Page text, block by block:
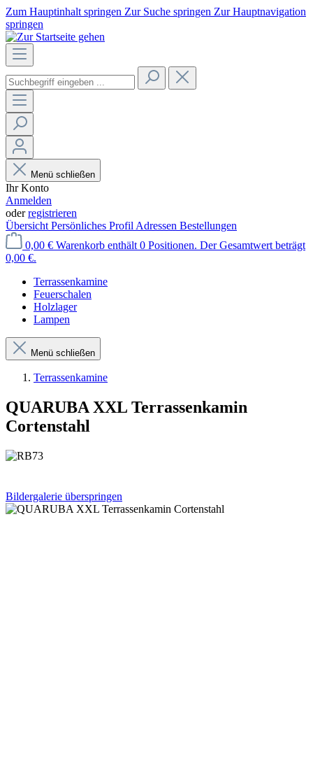
Zum Hauptinhalt springen Zur Suche springen Zur Hauptnavigation
springen
Menü schließen
Ihr Konto
Anmelden
oderregistrieren
Übersicht Persönliches Profil Adressen Bestellungen
0,00 € Warenkorb enthält 0 Positionen. Der Gesamtwert beträgt
0,00 €.
Terrassenkamine
Feuerschalen
Holzlager
Lampen
Menü schließen
Terrassenkamine
QUARUBA XXL Terrassenkamin
Cortenstahl
Bildergalerie überspringen